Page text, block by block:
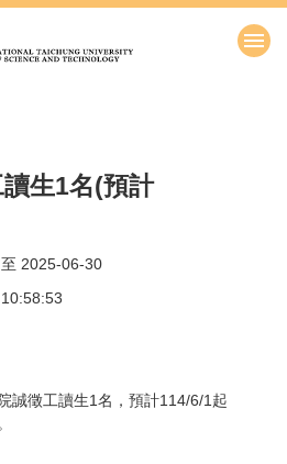
生1名(預計
2025-06-30
誠徵工讀生1名，預計114/6/1起